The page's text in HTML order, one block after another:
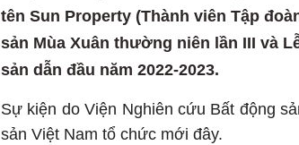
tên Sun Property (Thành viên Tập
sản Mùa Xuân thường niên lần III và
sản dẫn đầu năm 2022-2023.
Sự kiện do Viện Nghiên cứu Bất động
sản Việt Nam tổ chức mới đây.